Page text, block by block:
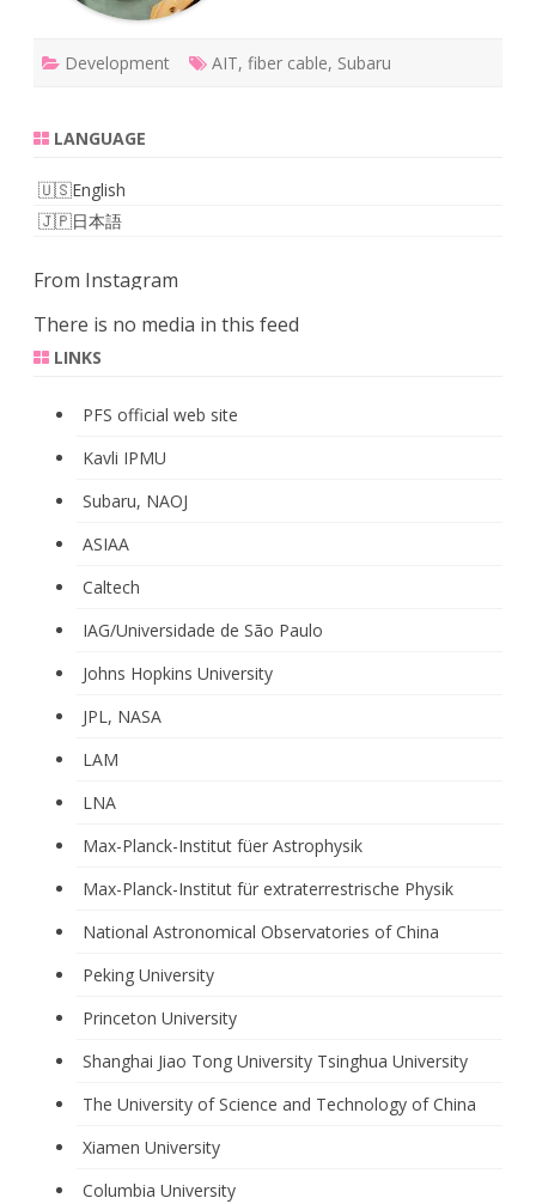
Development AIT, fiber cable, Subaru
LANGUAGE
English
日本語
From Instagram
There is no media in this feed
LINKS
PFS official web site
Kavli IPMU
Subaru, NAOJ
ASIAA
Caltech
IAG/Universidade de São Paulo
Johns Hopkins University
JPL, NASA
LAM
LNA
Max-Planck-Institut füer Astrophysik
Max-Planck-Institut für extraterrestrische Physik
National Astronomical Observatories of China
Peking University
Princeton University
Shanghai Jiao Tong University Tsinghua University
The University of Science and Technology of China
Xiamen University
Columbia University